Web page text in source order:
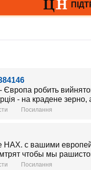
Європа робить
- на крадене зерно,
Посилання
НАХ. с вашими
чтобы мы
Посилання